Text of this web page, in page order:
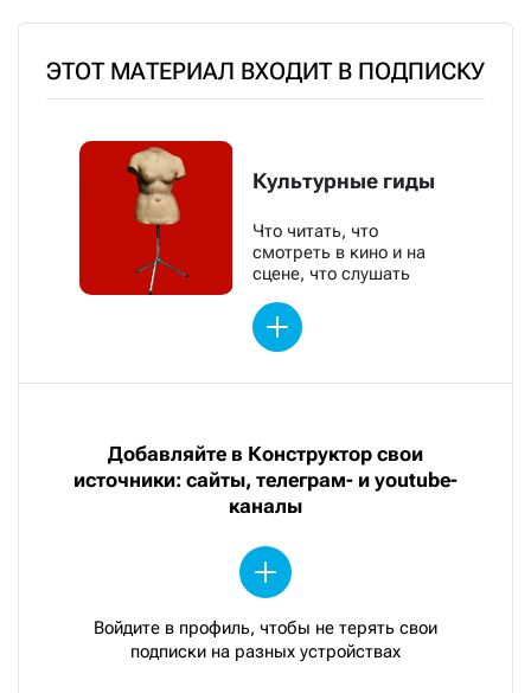
ЭТОТ МАТЕРИАЛ ВХОДИТ В ПОДПИСКУ
Культурные гиды
Что читать, что
смотреть в кино и на
сцене, что слушать
Добавляйте в Конструктор свои
источники: сайты, телеграм- и youtube-
каналы
Войдите в профиль, чтобы не терять свои
подписки на разных устройствах